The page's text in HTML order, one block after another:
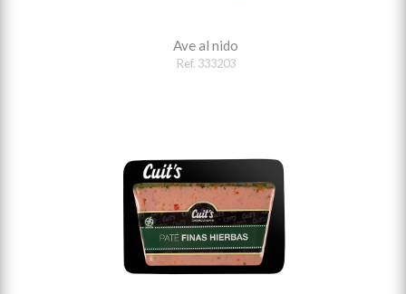
Ave al nido
Ref. 333203